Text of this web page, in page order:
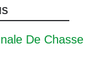
De Chasse